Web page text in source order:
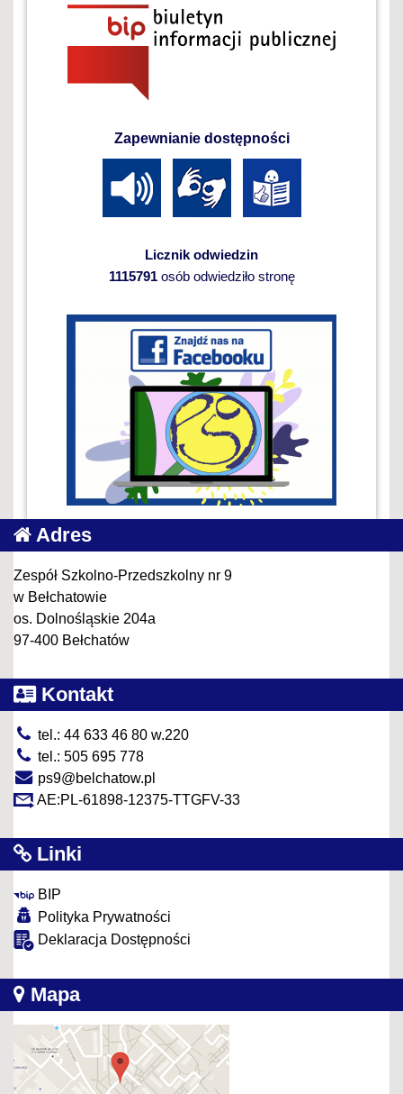
Zapewnianie dostępności
Licznik odwiedzin
1115791osób odwiedziło stronę
Adres
Zespół Szkolno-Przedszkolny nr 9
w Bełchatowie
os. Dolnośląskie 204a
97-400 Bełchatów
Kontakt
tel.: 44 633 46 80 w.220
tel.: 505 695 778
ps9@belchatow.pl
AE:PL-61898-12375-TTGFV-33
Linki
BIP
Polityka Prywatności
Deklaracja Dostępności
Mapa